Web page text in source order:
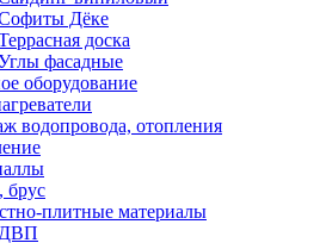
Дёке
доска
фасадные
оборудование
водопровода, отопления
брус
плитные материалы
ДВП